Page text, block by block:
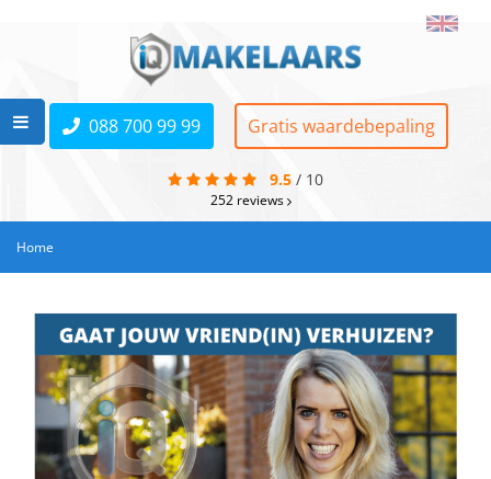
088 700 99 99 Gratis waardebepaling
9.5 / 10
252 reviews
Home